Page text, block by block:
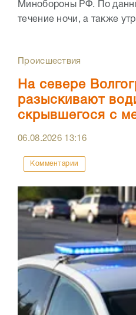
Минобороны РФ. По
течение ночи, а также
Происшествия
На севере
разыскивают
скрывшегося с
06.08.2026 13:16
Комментарии